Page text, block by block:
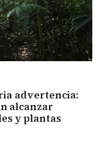
advertencia:
alcanzar
y plantas